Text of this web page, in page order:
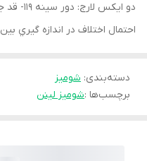
دو ايكس لارج: دور سينه ١١٩- قد جلو ٧٣ پشت ٧٧
احتمال اختلاف در اندازه گيري بين ١-٣ سانت وجود دارد
دسته‌بندی: شوميز
برچسب‌ها :شومیز لینن